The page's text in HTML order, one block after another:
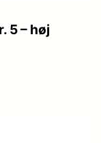
5 – høj